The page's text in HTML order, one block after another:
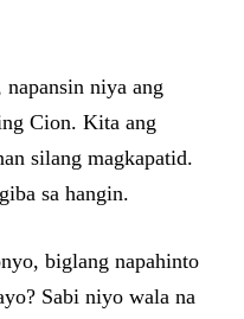
niya ang
Cion. Kita ang
silang magkapatid.
sa hangin.
biglang napahinto
Sabi niyo wala na